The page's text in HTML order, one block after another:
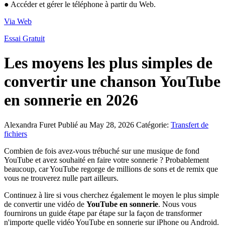
● Accéder et gérer le téléphone à partir du Web.
Via Web
Essai Gratuit
Les moyens les plus simples de
convertir une chanson YouTube
en sonnerie en 2026
Alexandra Furet Publié au May 28, 2026 Catégorie: Transfert de
fichiers
Combien de fois avez-vous trébuché sur une musique de fond
YouTube et avez souhaité en faire votre sonnerie ? Probablement
beaucoup, car YouTube regorge de millions de sons et de remix que
vous ne trouverez nulle part ailleurs.
Continuez à lire si vous cherchez également le moyen le plus simple
de convertir une vidéo de YouTube en sonnerie. Nous vous
fournirons un guide étape par étape sur la façon de transformer
n'importe quelle vidéo YouTube en sonnerie sur iPhone ou Android.